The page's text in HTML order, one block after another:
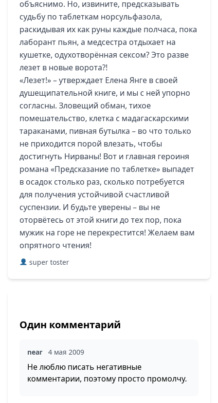
объяснимо. Но, извините, предсказывать
судьбу по таблеткам норсульфазола,
раскидывая их как руны каждые полчаса, пока
лаборант пьян, а медсестра отдыхает на
кушетке, одухотворённая сексом? Это разве
лезет в новые ворота?!
«Лезет!» – утверждает Елена Янге в своей
душещипательной книге, и мы с ней упорно
согласны. Зловещий обман, тихое
помешательство, клетка с мадагаскарскими
тараканами, пивная бутылка – во что только
не приходится порой влезать, чтобы
достигнуть Нирваны! Вот и главная героиня
романа «Предсказание по таблетке» выпадет
в осадок столько раз, сколько потребуется
для получения устойчивой счастливой
суспензии. И будьте уверены – вы не
оторвётесь от этой книги до тех пор, пока
мужик на горе не перекрестится! Желаем вам
опрятного чтения!
super toster
Один комментарий
near 4 мая 2009
Не люблю писать негативные
комментарии, поэтому просто промолчу.